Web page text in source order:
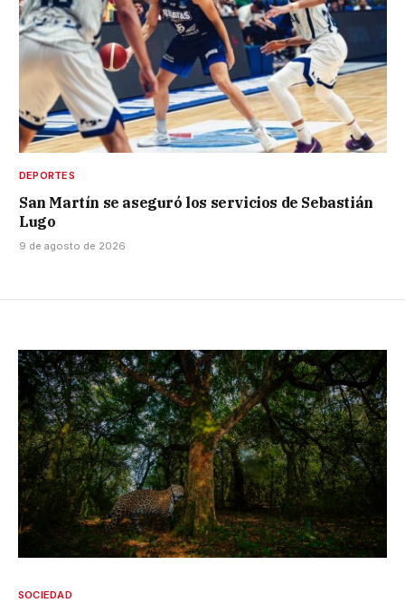
DEPORTES
San Martín se aseguró los servicios de Sebastián
Lugo
9 de agosto de 2026
SOCIEDAD